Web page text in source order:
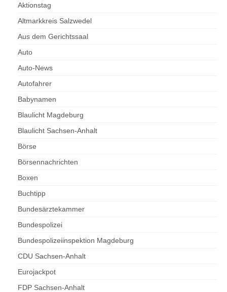
Aktionstag
Altmarkkreis Salzwedel
Aus dem Gerichtssaal
Auto
Auto-News
Autofahrer
Babynamen
Blaulicht Magdeburg
Blaulicht Sachsen-Anhalt
Börse
Börsennachrichten
Boxen
Buchtipp
Bundesärztekammer
Bundespolizei
Bundespolizeiinspektion Magdeburg
CDU Sachsen-Anhalt
Eurojackpot
FDP Sachsen-Anhalt